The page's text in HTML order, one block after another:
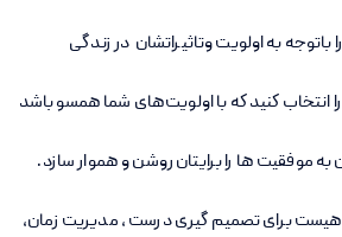
به اولویت وتاثیراتشان در زندگی
انتخاب ‌کنید که با اولویت‌های شما همسو باشد
به موفقیت ها را برایتان روشن و هموار سازد.
برای تصمیم گیری درست ، مدیریت زمان،